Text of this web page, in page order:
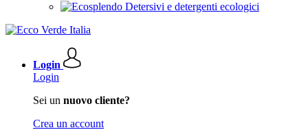
Detersivi e detergenti ecologici
Login
Login
Sei un nuovo cliente?
Crea un account